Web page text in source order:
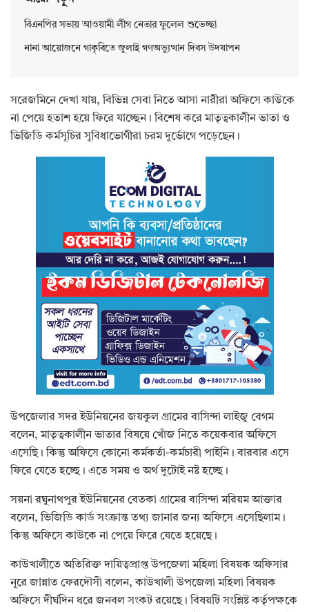
বিএনপির সভায় আওয়ামী লীগ নেতার ফুলেল শুভেচ্ছা
নানা আয়োজনে গাকৃবিতে জুলাই গণঅভ্যুত্থান দিবস উদযাপন
সরেজমিনে দেখা যায়, বিভিন্ন সেবা নিতে আসা নারীরা অফিসে কাউকে
না পেয়ে হতাশ হয়ে ফিরে যাচ্ছেন। বিশেষ করে মাতৃত্বকালীন ভাতা ও
ভিজিডি কর্মসূচির সুবিধাভোগীরা চরম দুর্ভোগে পড়েছেন।
উপজেলার সদর ইউনিয়নের জয়কুল গ্রামের বাসিন্দা লাইজু বেগম
বলেন, মাতৃত্বকালীন ভাতার বিষয়ে খোঁজ নিতে কয়েকবার অফিসে
এসেছি। কিন্তু অফিসে কোনো কর্মকর্তা-কর্মচারী পাইনি। বারবার এসে
ফিরে যেতে হচ্ছে। এতে সময় ও অর্থ দুটোই নষ্ট হচ্ছে।
সয়না রঘুনাথপুর ইউনিয়নের বেতকা গ্রামের বাসিন্দা মরিয়ম আক্তার
বলেন, ভিজিডি কার্ড সংক্রান্ত তথ্য জানার জন্য অফিসে এসেছিলাম।
কিন্তু অফিসে কাউকে না পেয়ে ফিরে যেতে হয়েছে।
কাউখালীতে অতিরিক্ত দায়িত্বপ্রাপ্ত উপজেলা মহিলা বিষয়ক অফিসার
নূরে জান্নাত ফেরদৌসী বলেন, কাউখালী উপজেলা মহিলা বিষয়ক
অফিসে দীর্ঘদিন ধরে জনবল সংকট রয়েছে। বিষয়টি সংশ্লিষ্ট কর্তৃপক্ষকে